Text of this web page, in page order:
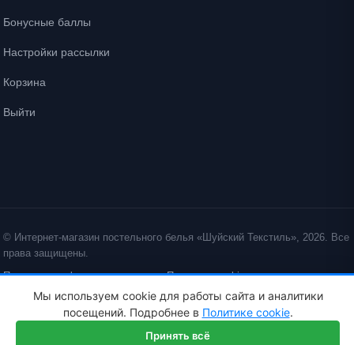
Бонусные баллы
Настройки рассылки
Корзина
Выйти
© Интернет-магазин постельного белья «Шуйский Текстиль», 2026. Все
права защищены.
Политика конфиденциальности
Политика cookie
ID: crt cst ·Мы используем cookie для работы сайта и аналитики
посещений. Подробнее в Политике cookie.
Принять всё